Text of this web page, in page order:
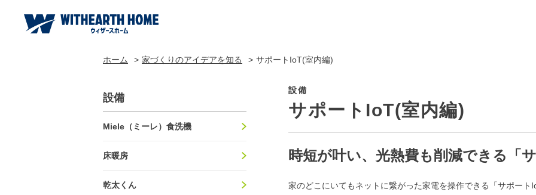
ホーム 家づくりのアイデアを知る サポートIoT(室内編)
設備
サポートIoT(室内編)
時短が叶い、光熱費も削減できる「
家のどこにいてもネットに繋がった家電を操作できる「サポー
設備
Miele（ミーレ）⾷洗機
床暖房
乾太くん